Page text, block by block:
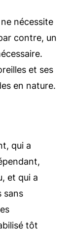
nécessite
contre, un
et ses
en nature.
qui a
et qui a
sans
tôt